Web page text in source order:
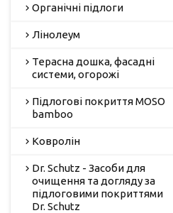
Органічні підлоги
Лінолеум
Терасна дошка, фасадні
системи, огорожі
Підлогові покриття MOSO
bamboo
Ковролін
Dr. Schutz - Засоби для
очищення та догляду за
підлоговими покриттями
Dr. Schutz